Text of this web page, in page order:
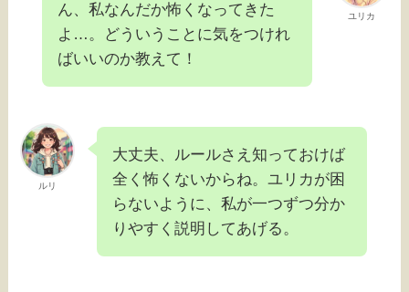
ユリカ
ん、私なんだか怖くなってきた
よ…。どういうことに気をつけれ
ばいいのか教えて！
ルリ
大丈夫、ルールさえ知っておけば
全く怖くないからね。ユリカが困
らないように、私が一つずつ分か
りやすく説明してあげる。